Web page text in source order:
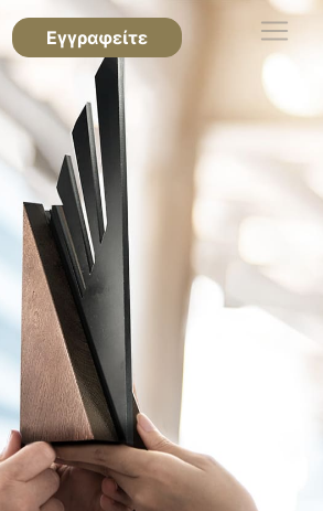
Εγγραφείτε